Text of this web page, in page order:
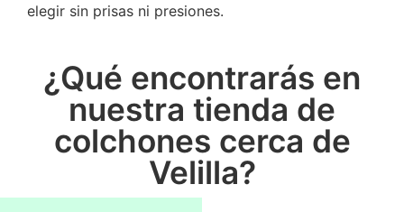
elegir sin prisas ni presiones.
¿Qué encontrarás en
nuestra tienda de
colchones cerca de
Velilla?